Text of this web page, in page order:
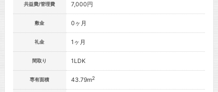
共益費/管理費 7,000円
敷金 0ヶ月
礼金 1ヶ月
間取り 1LDK
専有面積 43.79m2